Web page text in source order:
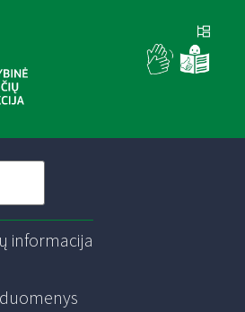
informacija